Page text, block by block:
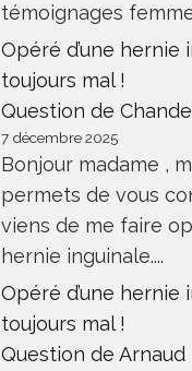
témoignages
Opéré d’une hernie
toujours mal !
Question de
7 décembre 2025
Bonjour madame ,
permets de vous
viens de me faire
hernie inguinale....
Opéré d’une hernie
toujours mal !
Question de Arnaud